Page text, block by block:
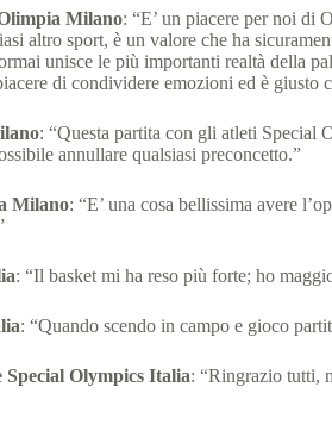
Milano: “E’ un piacere per noi di
altro sport, è un valore che ha
unisce le più importanti realtà della
di condividere emozioni ed è
: “Questa partita con gli atleti Special
annullare qualsiasi preconcetto.”
Milano: “E’ una cosa bellissima avere
: “Il basket mi ha reso più forte; ho
: “Quando scendo in campo e gioco
Olympics Italia: “Ringrazio tutti,